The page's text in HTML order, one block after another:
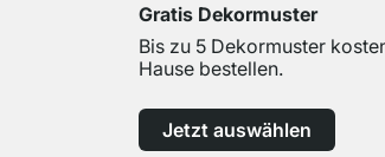
Gratis Dekormuster
Bis zu 5 Dekormuster
Hause bestellen.
Jetzt auswählen